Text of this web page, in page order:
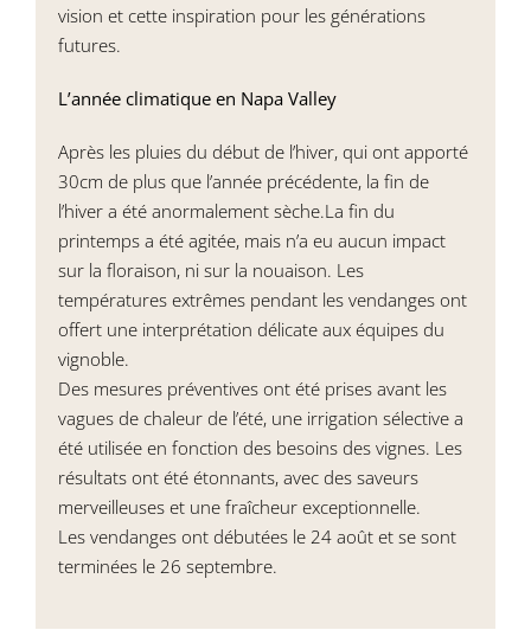
vision et cette inspiration pour les générations
futures.
L’année climatique en Napa Valley
Après les pluies du début de l’hiver, qui ont apporté
30cm de plus que l’année précédente, la fin de
l’hiver a été anormalement sèche.La fin du
printemps a été agitée, mais n’a eu aucun impact
sur la floraison, ni sur la nouaison. Les
températures extrêmes pendant les vendanges ont
offert une interprétation délicate aux équipes du
vignoble.
Des mesures préventives ont été prises avant les
vagues de chaleur de l’été, une irrigation sélective a
été utilisée en fonction des besoins des vignes. Les
résultats ont été étonnants, avec des saveurs
merveilleuses et une fraîcheur exceptionnelle.
Les vendanges ont débutées le 24 août et se sont
terminées le 26 septembre.